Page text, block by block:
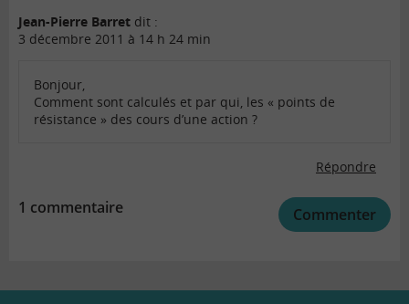
Jean-Pierre Barret dit :
3 décembre 2011 à 14 h 24 min
Bonjour,
Comment sont calculés et par qui, les « points de
résistance » des cours d’une action ?
Répondre
1 commentaire Commenter